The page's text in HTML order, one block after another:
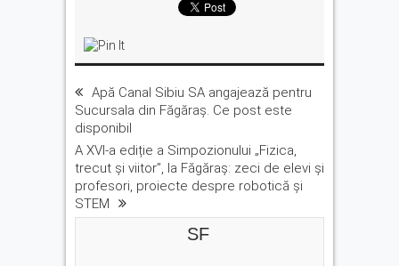
Apă Canal Sibiu SA angajează pentru
Sucursala din Făgăraș. Ce post este
disponibil
A XVI-a ediție a Simpozionului „Fizica,
trecut și viitor”, la Făgăraș: zeci de elevi și
profesori, proiecte despre robotică și
STEM
SF